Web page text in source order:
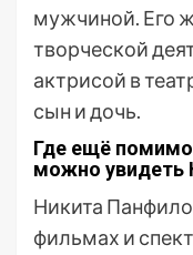
мужчиной. Его
творческой
актрисой в
сын и дочь.
Где ещё помимо
можно увидеть
Никита
фильмах и